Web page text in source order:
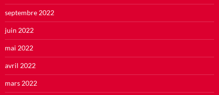
septembre 2022
juin 2022
mai 2022
avril 2022
mars 2022